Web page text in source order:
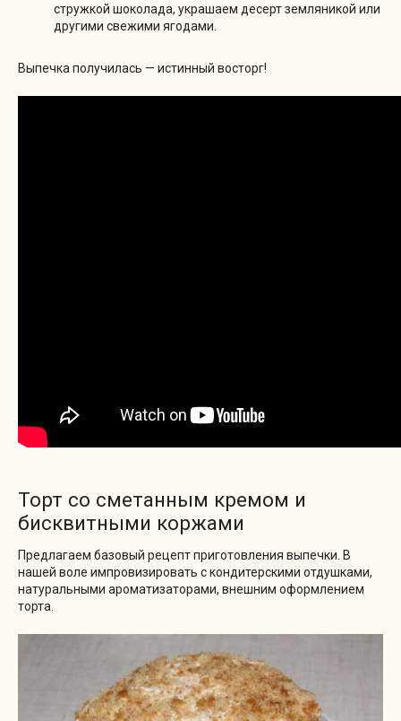
стружкой шоколада, украшаем десерт земляникой или
другими свежими ягодами.
Выпечка получилась — истинный восторг!
Торт со сметанным кремом и
бисквитными коржами
Предлагаем базовый рецепт приготовления выпечки. В
нашей воле импровизировать с кондитерскими отдушками,
натуральными ароматизаторами, внешним оформлением
торта.